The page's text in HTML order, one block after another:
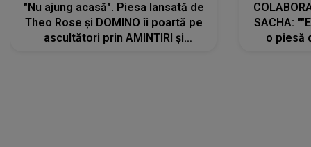
"Nu ajung acasă". Piesa lansată de
Theo Rose și DOMINO îi poartă pe
ascultători prin AMINTIRI și
SACHA:
o piesă